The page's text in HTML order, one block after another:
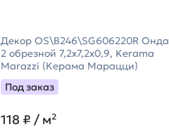
Декор OS\B246\SG606220R Онда
2 обрезной 7,2x7,2x0,9, Kerama
Marazzi (Керама Марацци)
Под заказ
118 ₽ / м²